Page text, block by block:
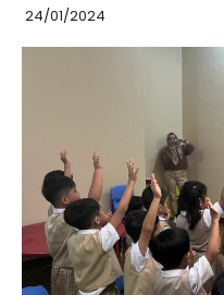
24/01/2024